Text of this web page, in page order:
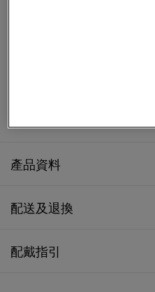
產品資料
配送及退換
配戴指引